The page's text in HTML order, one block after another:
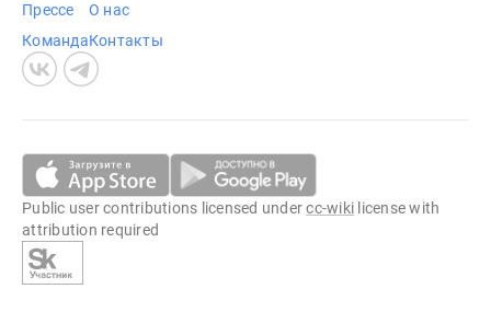
Прессе
Команда
О нас
Контакты
Public user contributions licensed undercc-wiki license with
attribution required